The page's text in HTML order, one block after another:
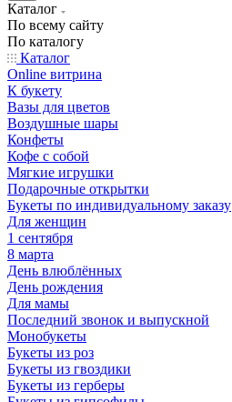
Каталог
По всему сайту
По каталогу
Каталог
Online витрина
К букету
Вазы для цветов
Воздушные шары
Конфеты
Кофе с собой
Мягкие игрушки
Подарочные открытки
Букеты по индивидуальному заказу
Для женщин
1 сентября
8 марта
День влюблённых
День рождения
Для мамы
Последний звонок и выпускной
Монобукеты
Букеты из роз
Букеты из гвоздики
Букеты из герберы